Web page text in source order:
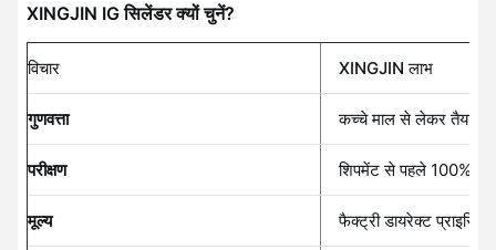
XINGJIN IG सिलेंडर क्यों चुनें?
विचार XINGJIN लाभ
गुणवत्ता कच्चे माल से लेकर तैयार
परीक्षण शिपमेंट से पहले 100%
मूल्य फैक्ट्री डायरेक्ट प्राइसिंग